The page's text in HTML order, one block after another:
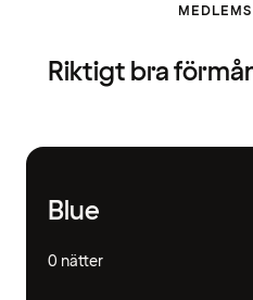
Riktigt bra
Blue
0 nätter